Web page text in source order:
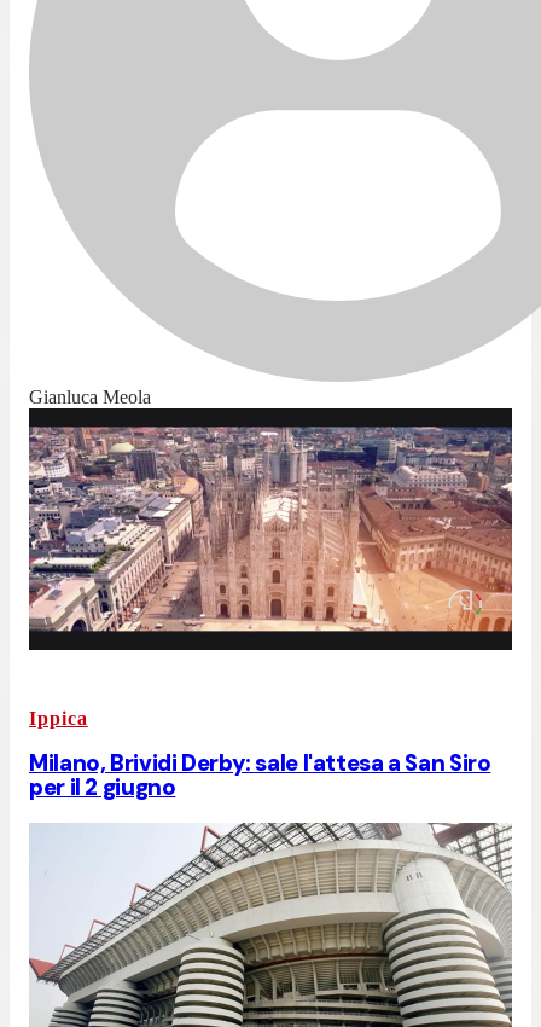
Gianluca Meola
Ippica
Milano, Brividi Derby: sale l'attesa a San Siro
per il 2 giugno